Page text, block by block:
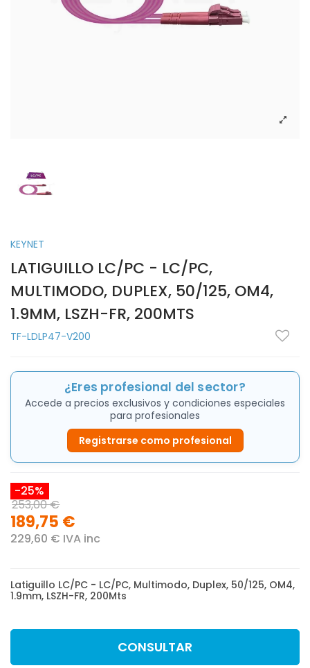
KEYNET
LATIGUILLO LC/PC - LC/PC,
MULTIMODO, DUPLEX, 50/125, OM4,
1.9MM, LSZH-FR, 200MTS
TF-LDLP47-V200
¿Eres profesional del sector?
Accede a precios exclusivos y condiciones especiales
para profesionales
Registrarse como profesional
-25%
253,00 €
189,75 €
229,60 € IVA inc
Latiguillo LC/PC - LC/PC, Multimodo, Duplex, 50/125, OM4,
1.9mm, LSZH-FR, 200Mts
CONSULTAR